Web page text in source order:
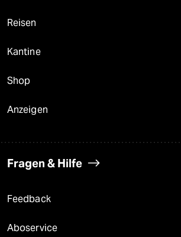
Reisen
Kantine
Shop
Anzeigen
Fragen & Hilfe
Feedback
Aboservice